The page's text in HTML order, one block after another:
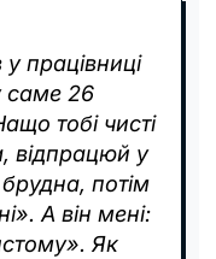
працівниці
саме 26
тобі чисті
відпрацюй у
потім
А він мені:
Як